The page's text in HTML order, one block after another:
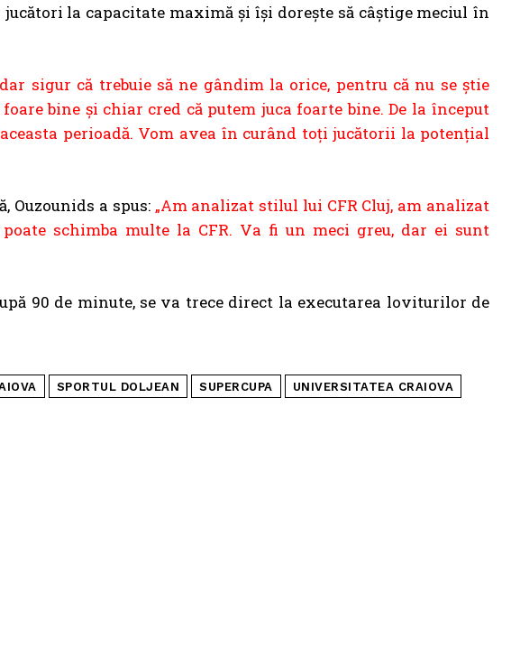
la capacitate maximă și își dorește să câștige meciul în
sigur că trebuie să ne gândim la orice, pentru că nu se știe
bine și chiar cred că putem juca foarte bine. De la început
perioadă. Vom avea în curând toți jucătorii la potențial
Ouzounids a spus:„Am analizat stilul lui CFR Cluj, am analizat
schimba multe la CFR. Va fi un meci greu, dar ei sunt
90 de minute, se va trece direct la executarea loviturilor de
SPORTUL DOLJEAN SUPERCUPA UNIVERSITATEA CRAIOVA